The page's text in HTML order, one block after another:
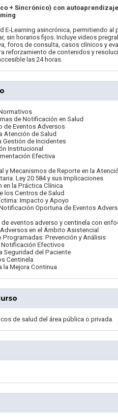
+ Sincrónico) con
E-Learning asincrónica, permitiendo
sin horarios fijos. Incluye videos
foros de consulta, casos clínicos y
reforzamiento de contenidos y
las 24 horas.
de Notificación en Salud
de Eventos Adversos
Atención de Salud
Gestión de Incidentes
Institucional
Efectiva
y Mecanismos de Reporte en la
Ley 20.584 y sus Implicaciones
en la Práctica Clínica
los Centros de Salud
Impacto y Apoyo
Oportuna de Eventos
eventos adverso y centinela con
en el Ámbito Asistencial
Programadas: Prevención y Análisis
Notificación Efectivos
Seguridad del Paciente
Centinela
la Mejora Continua
de salud del área pública o privada.